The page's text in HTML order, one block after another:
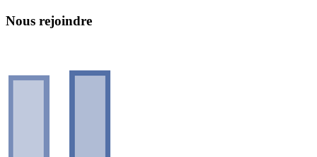
Nous rejoindre